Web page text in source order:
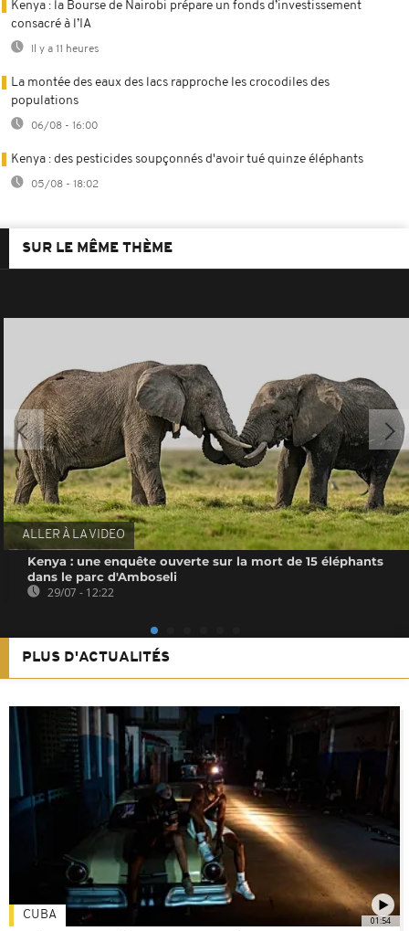
Kenya : la Bourse de Nairobi prépare un fonds d’investissement
consacré à l’IA
Il y a 11 heures
La montée des eaux des lacs rapproche les crocodiles des
populations
06/08 - 16:00
Kenya : des pesticides soupçonnés d'avoir tué quinze éléphants
05/08 - 18:02
SUR LE MÊME THÈME
ALLER À LA VIDEO
Kenya : une enquête ouverte sur la mort de 15 éléphants
dans le parc d'Amboseli
29/07 - 12:22
PLUS D'ACTUALITÉS
01:54
CUBA